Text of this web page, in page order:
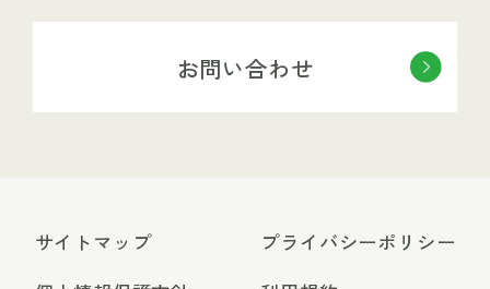
お問い合わせ
サイトマップ
プライバシーポリシー